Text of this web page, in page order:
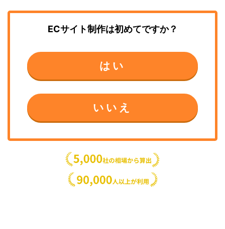
ECサイト制作は初めてですか？
はい
いいえ